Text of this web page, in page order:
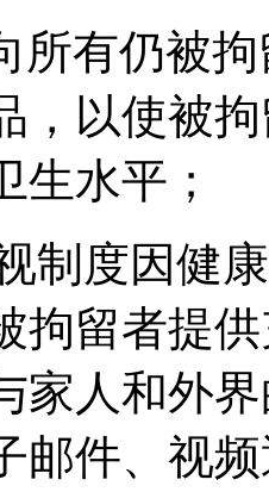
所有仍被
，以使被
生水平；
制度因健
拘留者提
家人和外
邮件、视